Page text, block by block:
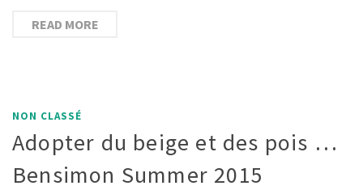
READ MORE
NON CLASSÉ
Adopter du beige et des pois …
Bensimon Summer 2015